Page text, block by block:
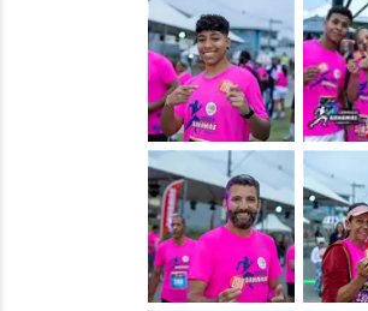
&nbsp; &nbsp;
&nbsp; &nbsp;